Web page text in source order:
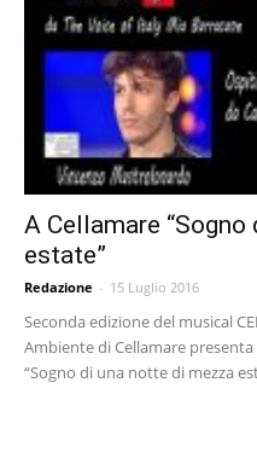
A Cellamare
estate”
Redazione - 15 Luglio 2016
Seconda edizione del musical
Ambiente di Cellamare
“Sogno di una notte di mezza